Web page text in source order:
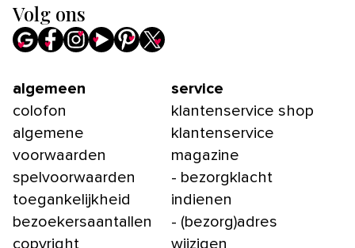
Volg ons
algemeen
colofon
algemene
voorwaarden
spelvoorwaarden
toegankelijkheid
bezoekersaantallen
copyright
service
klantenservice shop
klantenservice
magazine
- bezorgklacht
indienen
- (bezorg)adres
wijzigen